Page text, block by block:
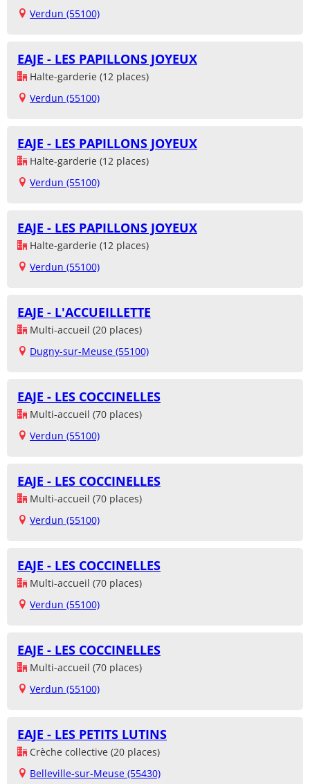
Verdun (55100)
EAJE - LES PAPILLONS JOYEUX
Halte-garderie (12 places)
Verdun (55100)
EAJE - LES PAPILLONS JOYEUX
Halte-garderie (12 places)
Verdun (55100)
EAJE - LES PAPILLONS JOYEUX
Halte-garderie (12 places)
Verdun (55100)
EAJE - L'ACCUEILLETTE
Multi-accueil (20 places)
Dugny-sur-Meuse (55100)
EAJE - LES COCCINELLES
Multi-accueil (70 places)
Verdun (55100)
EAJE - LES COCCINELLES
Multi-accueil (70 places)
Verdun (55100)
EAJE - LES COCCINELLES
Multi-accueil (70 places)
Verdun (55100)
EAJE - LES COCCINELLES
Multi-accueil (70 places)
Verdun (55100)
EAJE - LES PETITS LUTINS
Crèche collective (20 places)
Belleville-sur-Meuse (55430)